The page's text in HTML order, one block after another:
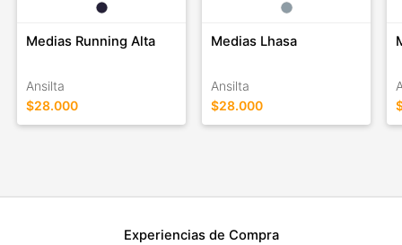
Medias Running Alta
Ansilta
$28.000
Medias Lhasa
Ansilta
$28.000
Experiencias de Compra